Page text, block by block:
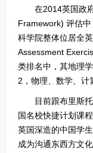
在2014英国政府
Framework) 评估
科学院整体位居全
Assessment
类排名中，其地理
2，物理、数学、计
目前跟布里斯托
国名校快捷计划课
英国深造的中国学
成为沟通东西方文